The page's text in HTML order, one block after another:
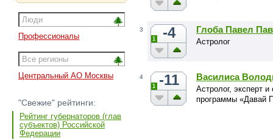
Профессионалы
Центральный АО Москвы
"Свежие" рейтинги:
Рейтинг губернаторов (глав
субъектов) Российской
Федерации
3 -4
1
Глоба Павел
Астролог
4 -11
1
Василиса
Астролог, эксперт
программы «Давай